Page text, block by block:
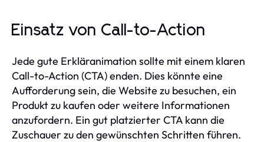
Einsatz von Call-to-Action
Jede gute Erkläranimation sollte mit einem klaren
Call-to-Action (CTA) enden. Dies könnte eine
Aufforderung sein, die Website zu besuchen, ein
Produkt zu kaufen oder weitere Informationen
anzufordern. Ein gut platzierter CTA kann die
Zuschauer zu den gewünschten Schritten führen.